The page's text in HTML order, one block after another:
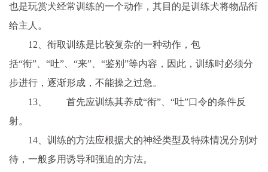
也是玩赏犬经常训练的一个动作，其目的是训练犬将物品衔
给主人。
12、衔取训练是比较复杂的一种动作，包
括“衔”、“吐”、“来”、“鉴别”等内容，因此，训练时必须分
步进行，逐渐形成，不能操之过急。
13、 首先应训练其养成“衔”、“吐”口令的条件反
射。
14、训练的方法应根据犬的神经类型及特殊情况分别对
待，一般多用诱导和强迫的方法。